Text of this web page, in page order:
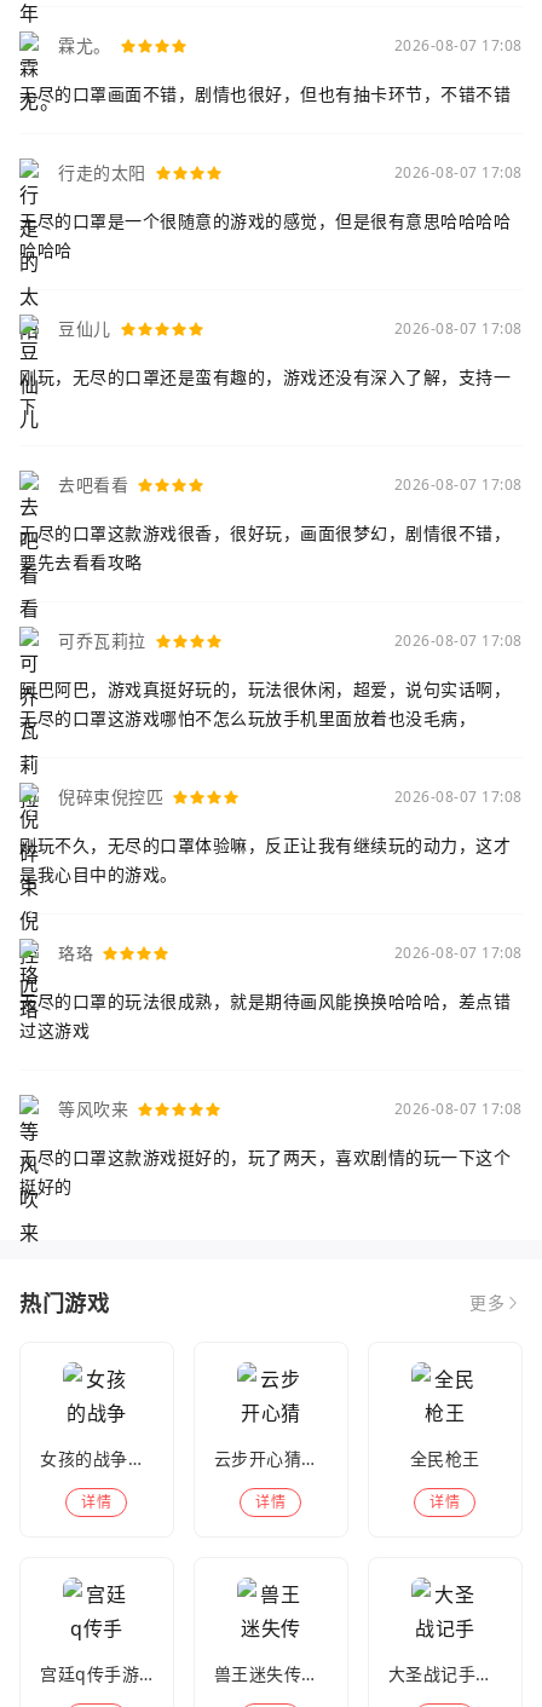
霖尤。 2026-08-07 17:08
无尽的口罩画面不错，剧情也很好，但也有抽卡环节，不错不错
行走的太阳 2026-08-07 17:08
无尽的口罩是一个很随意的游戏的感觉，但是很有意思哈哈哈哈
哈哈哈
豆仙儿 2026-08-07 17:08
刚玩，无尽的口罩还是蛮有趣的，游戏还没有深入了解，支持一
下
去吧看看 2026-08-07 17:08
无尽的口罩这款游戏很香，很好玩，画面很梦幻，剧情很不错，
要先去看看攻略
可乔瓦莉拉 2026-08-07 17:08
阿巴阿巴，游戏真挺好玩的，玩法很休闲，超爱，说句实话啊，
无尽的口罩这游戏哪怕不怎么玩放手机里面放着也没毛病，
倪碎束倪控匹 2026-08-07 17:08
刚玩不久，无尽的口罩体验嘛，反正让我有继续玩的动力，这才
是我心目中的游戏。
珞珞 2026-08-07 17:08
无尽的口罩的玩法很成熟，就是期待画风能换换哈哈哈，差点错
过这游戏
等风吹来 2026-08-07 17:08
无尽的口罩这款游戏挺好的，玩了两天，喜欢剧情的玩一下这个
挺好的
热门游戏 更多
女孩的战争手机版(暂未上线)
详情
云步开心猜歌名
详情
全民枪王
详情
宫廷q传手游百度版 兽王迷失传奇高爆版 大圣战记手游官方版